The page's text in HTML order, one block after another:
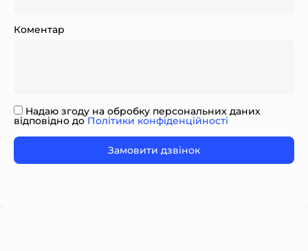
Коментар
Надаю згоду на обробку персональних даних
відповідно доПолітики конфіденційності